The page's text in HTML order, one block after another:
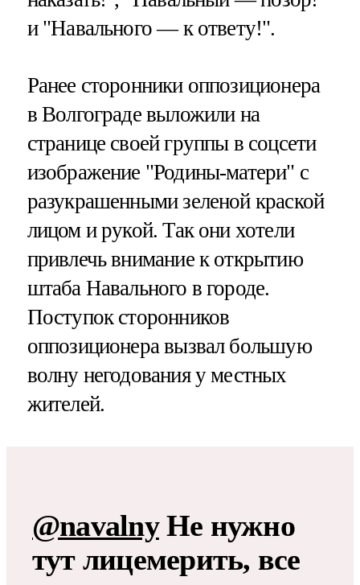
и "Навального — к ответу!".
Ранее сторонники оппозиционера
в Волгограде выложили на
странице своей группы в соцсети
изображение "Родины-матери" с
разукрашенными зеленой краской
лицом и рукой. Так они хотели
привлечь внимание к открытию
штаба Навального в городе.
Поступок сторонников
оппозиционера вызвал большую
волну негодования у местных
жителей.
@navalnyНе нужно
тут лицемерить, все